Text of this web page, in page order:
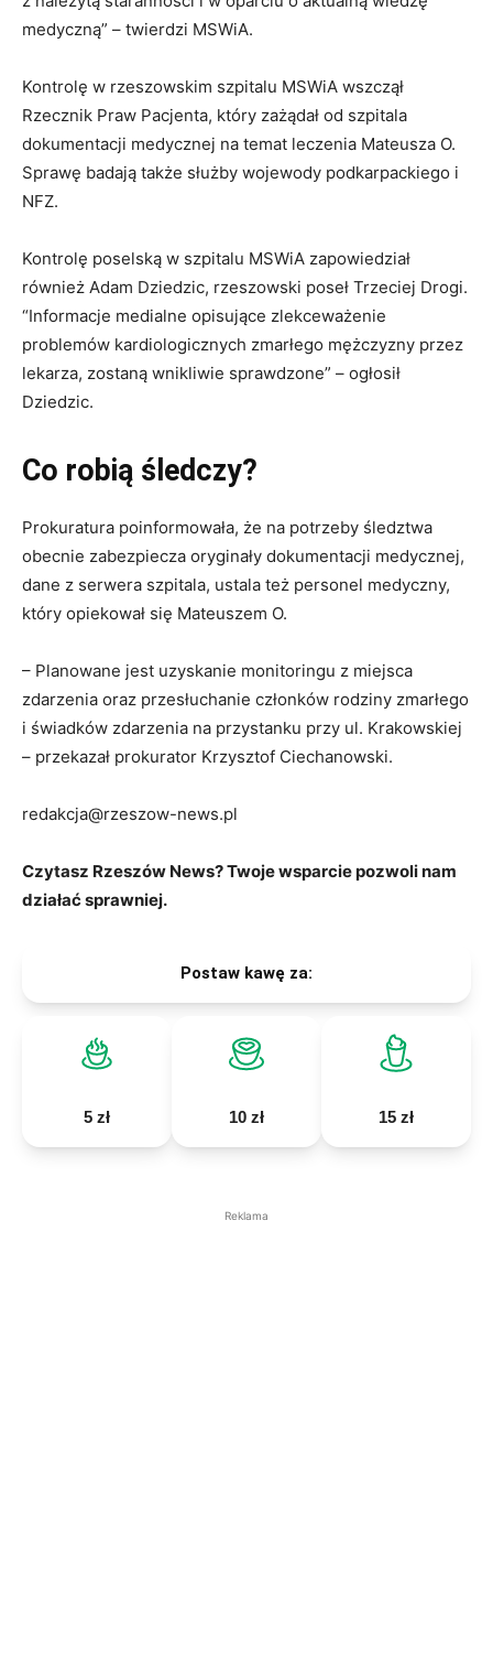
medyczną” – twierdzi MSWiA.
Kontrolę w rzeszowskim szpitalu MSWiA wszczął
Rzecznik Praw Pacjenta, który zażądał od szpitala
dokumentacji medycznej na temat leczenia Mateusza O.
Sprawę badają także służby wojewody podkarpackiego i
NFZ.
Kontrolę poselską w szpitalu MSWiA zapowiedział
również Adam Dziedzic, rzeszowski poseł Trzeciej Drogi.
“Informacje medialne opisujące zlekceważenie
problemów kardiologicznych zmarłego mężczyzny przez
lekarza, zostaną wnikliwie sprawdzone” – ogłosił
Dziedzic.
Co robią śledczy?
Prokuratura poinformowała, że na potrzeby śledztwa
obecnie zabezpiecza oryginały dokumentacji medycznej,
dane z serwera szpitala, ustala też personel medyczny,
który opiekował się Mateuszem O.
– Planowane jest uzyskanie monitoringu z miejsca
zdarzenia oraz przesłuchanie członków rodziny zmarłego
i świadków zdarzenia na przystanku przy ul. Krakowskiej
– przekazał prokurator Krzysztof Ciechanowski.
redakcja@rzeszow-news.pl
Czytasz Rzeszów News? Twoje wsparcie pozwoli nam
działać sprawniej.
Postaw kawę za:
5 zł 10 zł 15 zł
Reklama